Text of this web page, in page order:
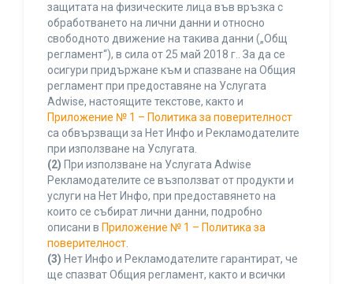
защитата на физическите лица във връзка с
обработването на лични данни и относно
свободното движение на такива данни („Общ
регламент“), в сила от 25 май 2018 г.. За да се
осигури придържане към и спазване на Общия
регламент при предоставяне на Услугата
Adwise, настоящите текстове, както и
Приложение № 1 – Политика за поверителност
са обвързващи за Нет Инфо и Рекламодателите
при използване на Услугата.
(2) При използване на Услугата Adwise
Рекламодателите се възползват от продукти и
услуги на Нет Инфо, при предоставянето на
които се събират лични данни, подробно
описани в Приложение № 1 – Политика за
поверителност.
(3) Нет Инфо и Рекламодателите гарантират, че
ще спазват Общия регламент, както и всички